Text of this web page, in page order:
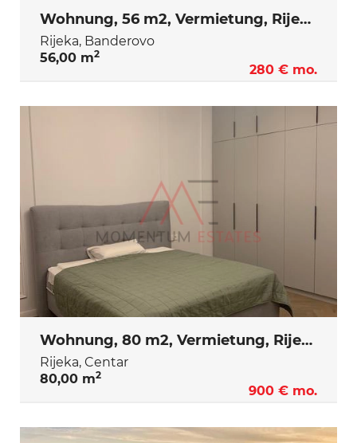
Wohnung, 56 m2, Vermietung, Rijeka - Banderovo
Rijeka, Banderovo
56,00 m2
280 € mo.
Wohnung, 80 m2, Vermietung, Rijeka - Centar
Rijeka, Centar
80,00 m2
900 € mo.